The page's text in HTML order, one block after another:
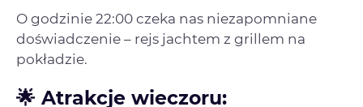
O godzinie 22:00 czeka nas niezapomniane
doświadczenie – rejs jachtem z grillem na
pokładzie.
🌟 Atrakcje wieczoru: